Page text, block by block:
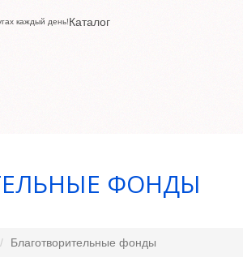
каждый день!Каталог
ФОНДЫ
Благотворительные фонды